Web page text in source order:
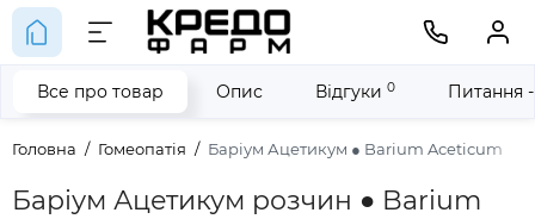
Головна Гомеопатія Баріум Ацетикум ● Barium Aceticum
Баріум Ацетикум розчин ● Barium
Все про товар Опис Відгуки 0 Питання